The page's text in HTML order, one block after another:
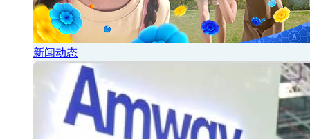
新闻动态